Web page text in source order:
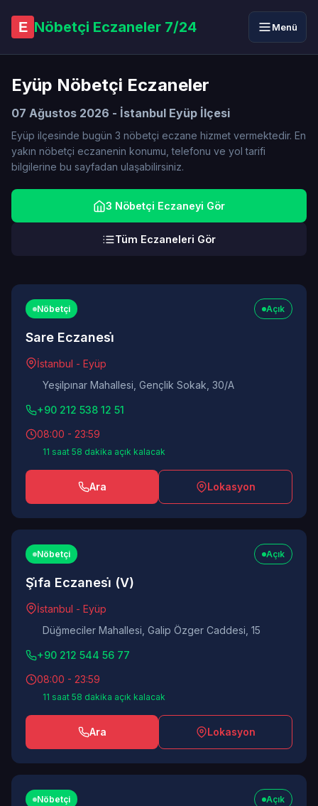
E Nöbetçi Eczaneler 7/24 Menü
Eyüp Nöbetçi Eczaneler
07 Ağustos 2026 - İstanbul Eyüp İlçesi
Eyüp ilçesinde bugün 3 nöbetçi eczane hizmet vermektedir. En
yakın nöbetçi eczanenin konumu, telefonu ve yol tarifi
bilgilerine bu sayfadan ulaşabilirsiniz.
3 Nöbetçi Eczaneyi Gör
Tüm Eczaneleri Gör
Nöbetçi Açık
Sare Eczanesi̇
İstanbul - Eyüp
Yeşilpınar Mahallesi, Gençlik Sokak, 30/A
+90 212 538 12 51
08:00 - 23:59
11 saat 58 dakika açık kalacak
Ara Lokasyon
Nöbetçi Açık
Şi̇fa Eczanesi̇ (V)
İstanbul - Eyüp
Düğmeciler Mahallesi, Galip Özger Caddesi, 15
+90 212 544 56 77
08:00 - 23:59
11 saat 58 dakika açık kalacak
Ara Lokasyon
Nöbetçi Açık